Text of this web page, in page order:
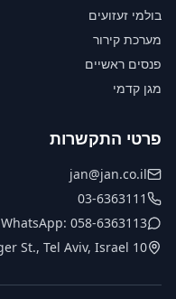
בולמי זעזועים
מערכת קירור
פנסים ראשיים
מגן קדמי
פרטי התקשרות
jan@jan.co.il
03-6363111
WhatsApp: 058-6363113
10 Hamasger St., Tel Aviv, Israel